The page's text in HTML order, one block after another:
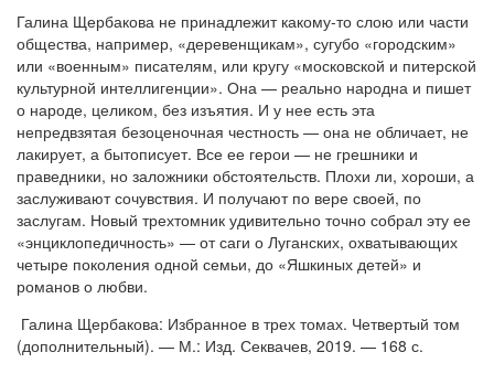
Галина Щербакова не принадлежит какому-то слою или части
общества, например, «деревенщикам», сугубо «городским»
или «военным» писателям, или кругу «московской и питерской
культурной интеллигенции». Она — реально народна и пишет
о народе, целиком, без изъятия. И у нее есть эта
непредвзятая безоценочная честность — она не обличает, не
лакирует, а бытописует. Все ее герои — не грешники и
праведники, но заложники обстоятельств. Плохи ли, хороши, а
заслуживают сочувствия. И получают по вере своей, по
заслугам. Новый трехтомник удивительно точно собрал эту ее
«энциклопедичность» — от саги о Луганских, охватывающих
четыре поколения одной семьи, до «Яшкиных детей» и
романов о любви.
Галина Щербакова: Избранное в трех томах. Четвертый том
(дополнительный). — М.: Изд. Секвачев, 2019. — 168 с.